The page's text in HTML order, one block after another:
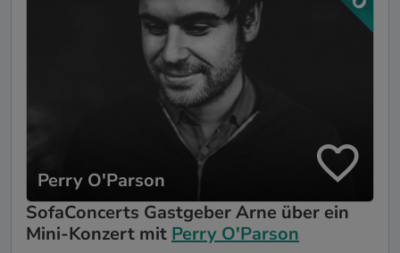
Perry O'Parson
SofaConcerts Gastgeber Arne über ein
Mini-Konzert mit Perry O'Parson